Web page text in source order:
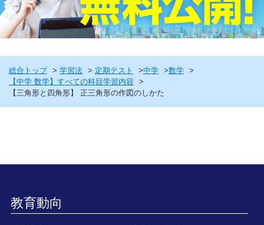
総合トップ 学習法 定期テスト 中学
数学
【中学 数学】すべての科目学習内容
【三角形と四角形】 正三角形の作図のしかた
教育動向